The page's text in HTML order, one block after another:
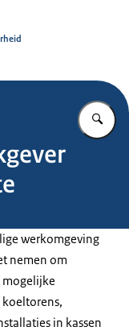
werkomgeving
nemen om
mogelijke
in kassen